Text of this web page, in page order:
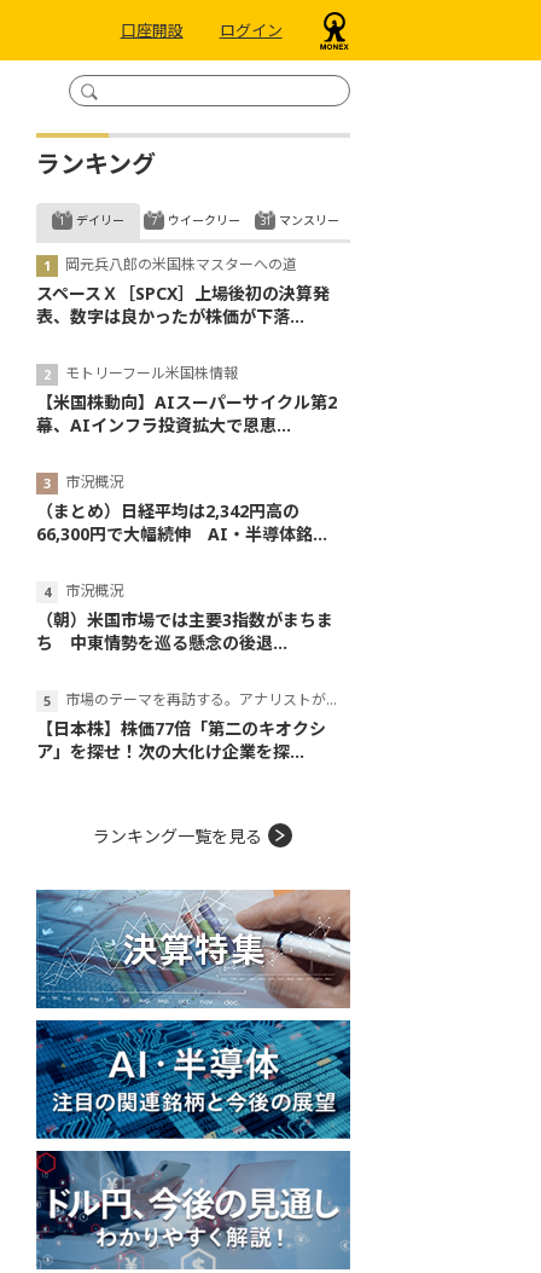
口座開設 ログイン
ランキング
デイリー
岡元兵八郎の米国株マスターへの道
スペースＸ［SPCX］上場後初の決算発
表、数字は良かったが株価が下落...
モトリーフール米国株情報
【米国株動向】AIスーパーサイクル第2
幕、AIインフラ投資拡大で恩恵...
市況概況
（まとめ）日経平均は2,342円高の
66,300円で大幅続伸 AI・半導体銘...
市況概況
（朝）米国市場では主要3指数がまちま
ち 中東情勢を巡る懸念の後退...
市場のテーマを再訪する。アナリストが読み解くテーマの本質
【日本株】株価77倍「第二のキオクシ
ア」を探せ！次の大化け企業を探...
ウイークリー マンスリー
ランキング一覧を見る